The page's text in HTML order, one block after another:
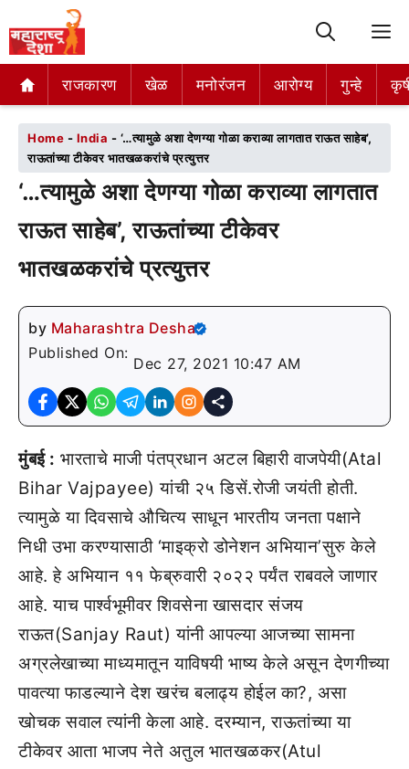
राजकारण खेळ मनोरंजन आरोग्य गुन्हे
राजकारण खेळ मनोरंजन आरोग्य गुन्हे
Home - India - ‘…त्यामुळे अशा देणग्या गोळा कराव्या लागतात राऊत साहेब’,
राऊतांच्या टीकेवर भातखळकरांचे प्रत्युत्तर
‘…त्यामुळे अशा देणग्या गोळा कराव्या लागतात
राऊत साहेब’, राऊतांच्या टीकेवर
भातखळकरांचे प्रत्युत्तर
by Maharashtra Desha
Published On:
Dec 27, 2021 10:47 AM
मुंबई : भारताचे माजी पंतप्रधान अटल बिहारी वाजपेयी(Atal
Bihar Vajpayee) यांची २५ डिसें.रोजी जयंती होती.
त्यामुळे या दिवसाचे औचित्य साधून भारतीय जनता पक्षाने
निधी उभा करण्यासाठी ‘माइक्रो डोनेशन अभियान’सुरु केले
आहे. हे अभियान ११ फेब्रुवारी २०२२ पर्यंत राबवले जाणार
आहे. याच पार्श्वभूमीवर शिवसेना खासदार संजय
राऊत(Sanjay Raut) यांनी आपल्या आजच्या सामना
अग्रलेखाच्या माध्यमातून याविषयी भाष्य केले असून देणगीच्या
पावत्या फाडल्याने देश खरंच बलाढ्य होईल का?, असा
खोचक सवाल त्यांनी केला आहे. दरम्यान, राऊतांच्या या
टीकेवर आता भाजप नेते अतुल भातखळकर(Atul